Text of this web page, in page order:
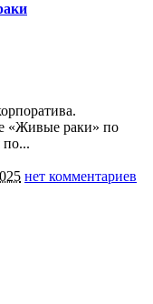
«Живые раки» по
по...
нет комментариев